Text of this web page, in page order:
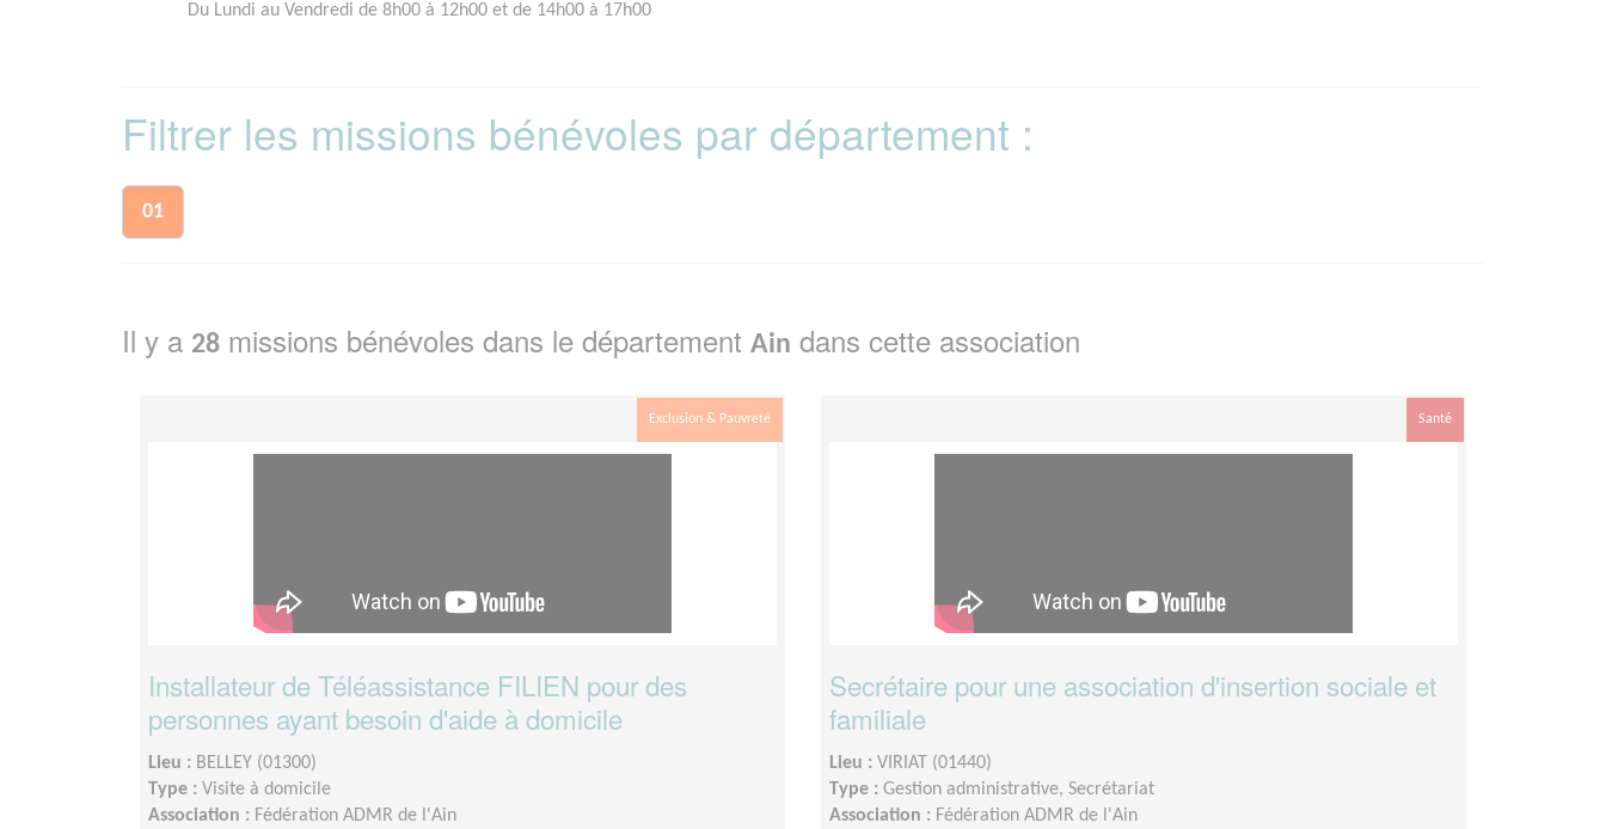
Du Lundi au Vendredi de 8h00 à 12h00 et de 14h00 à 17h00
Filtrer les missions bénévoles par département :
01
Il y a 28 missions bénévoles dans le département Ain dans cette association
Exclusion & Pauvreté
Installateur de Téléassistance FILIEN pour des
personnes ayant besoin d'aide à domicile
Lieu : BELLEY (01300)
Type : Visite à domicile
Association : Fédération ADMR de l'Ain
Santé
Secrétaire pour une association d'insertion sociale et
familiale
Lieu : VIRIAT (01440)
Type : Gestion administrative, Secrétariat
Association : Fédération ADMR de l'Ain